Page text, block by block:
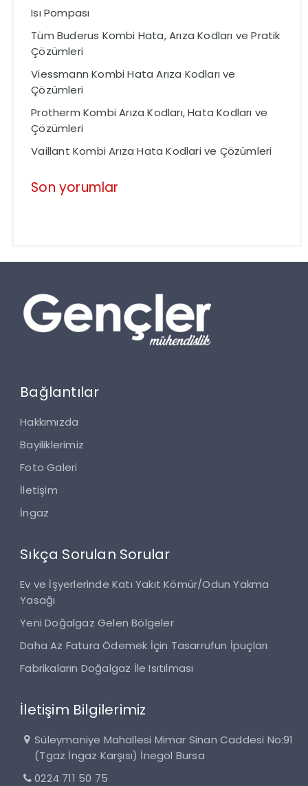
Isı Pompası
Tüm Buderus Kombi Hata, Arıza Kodları ve Pratik
Çözümleri
Viessmann Kombi Hata Arıza Kodları ve
Çözümleri
Protherm Kombi Arıza Kodları, Hata Kodları ve
Çözümleri
Vaillant Kombi Arıza Hata Kodlari ve Çözümleri
Son yorumlar
Bağlantılar
Hakkımızda
Bayiliklerimiz
Foto Galeri
İletişim
İngaz
Sıkça Sorulan Sorular
Ev ve İşyerlerinde Katı Yakıt Kömür/Odun Yakma
Yasağı
Yeni Doğalgaz Gelen Bölgeler
Daha Az Fatura Ödemek İçin Tasarrufun İpuçları
Fabrikaların Doğalgaz İle Isıtılması
İletişim Bilgilerimiz
Süleymaniye Mahallesi Mimar Sinan Caddesi No:91
(Tgaz İngaz Karşısı) İnegöl Bursa
0224 711 50 75